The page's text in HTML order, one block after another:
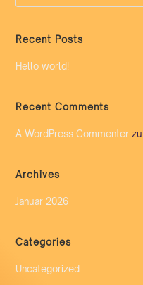
Recent Posts
Hello world!
Recent Comments
A WordPress Commenter zu
Archives
Januar 2026
Categories
Uncategorized